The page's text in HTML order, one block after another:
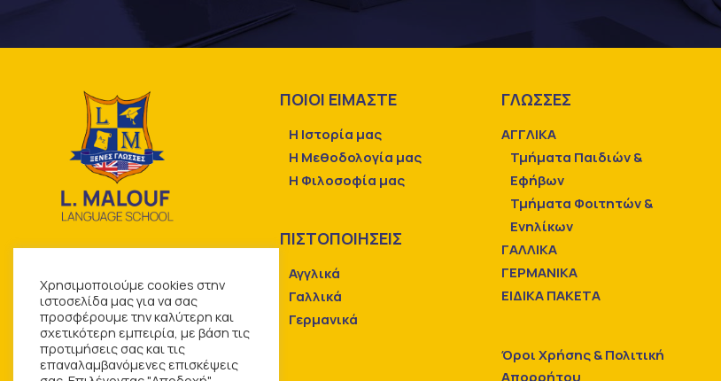
ΠΟΙΟΙ ΕΙΜΑΣΤΕ
Η Ιστορία μας
Η Μεθοδολογία μας
Η Φιλοσοφία μας
ΠΙΣΤΟΠΟΙΗΣΕΙΣ
Αγγλικά
Γαλλικά
Γερμανικά
ΓΛΩΣΣΕΣ
ΑΓΓΛΙΚΑ
Τμήματα Παιδιών &
Εφήβων
Τμήματα Φοιτητών &
Ενηλίκων
ΓΑΛΛΙΚΑ
ΓΕΡΜΑΝΙΚΑ
ΕΙΔΙΚΑ ΠΑΚΕΤΑ
Όροι Χρήσης & Πολιτική
Απορρήτου
Χρησιμοποιούμε cookies στην
ιστοσελίδα μας για να σας
προσφέρουμε την καλύτερη και
σχετικότερη εμπειρία, με βάση τις
προτιμήσεις σας και τις
επαναλαμβανόμενες επισκέψεις